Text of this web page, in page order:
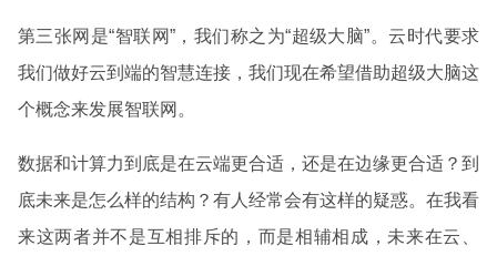
第三张网是“智联网”，我们称之为“超级大脑”。云时代要求
我们做好云到端的智慧连接，我们现在希望借助超级大脑这
个概念来发展智联网。
数据和计算力到底是在云端更合适，还是在边缘更合适？到
底未来是怎么样的结构？有人经常会有这样的疑惑。在我看
来这两者并不是互相排斥的，而是相辅相成，未来在云、